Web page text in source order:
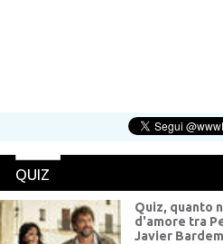
QUIZ
Quiz, quanto
d'amore tra
Javier